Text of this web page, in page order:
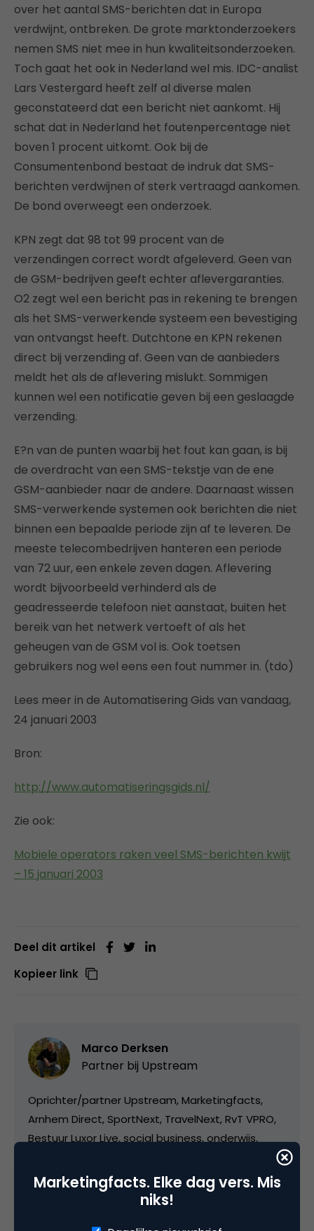
over het aantal SMS-berichten dat in Europa
verdwijnt, ontbreken. De grote marktonderzoekers
nemen SMS niet mee in hun kwaliteitsonderzoeken.
Toch gaat het ook in Nederland wel mis. IDC-analist
Lars Vestergard heeft zelf al diverse malen
geconstateerd dat een bericht niet aankomt. Hij
schat dat in Nederland het foutenpercentage niet
boven 1 procent uitkomt. Ook bij de
Consumentenbond bestaat de indruk dat SMS-
berichten verdwijnen of sterk vertraagd aankomen.
De bond overweegt een onderzoek.
KPN zegt dat 98 tot 99 procent van de
verzendingen correct wordt afgeleverd. Geen van
de GSM-bedrijven geeft echter aflevergaranties.
O2 zegt wel een bericht pas in rekening te brengen
als het SMS-verwerkende systeem een bevestiging
van ontvangst heeft. Dutchtone en KPN rekenen
direct bij verzending af. Geen van de aanbieders
meldt het als de aflevering mislukt. Sommigen
kunnen wel een notificatie geven bij een geslaagde
verzending.
E?n van de punten waarbij het fout kan gaan, is bij
de overdracht van een SMS-tekstje van de ene
GSM-aanbieder naar de andere. Daarnaast wissen
SMS-verwerkende systemen ook berichten die niet
binnen een bepaalde periode zijn af te leveren. De
meeste telecombedrijven hanteren een periode
van 72 uur, een enkele zeven dagen. Aflevering
wordt bijvoorbeeld verhinderd als de
geadresseerde telefoon niet aanstaat, buiten het
bereik van het netwerk vertoeft of als het
geheugen van de GSM vol is. Ook toetsen
gebruikers nog wel eens een fout nummer in. (tdo)
Lees meer in de Automatisering Gids van vandaag,
24 januari 2003
Bron:
http://www.automatiseringsgids.nl/
Zie ook:
Mobiele operators raken veel SMS-berichten kwijt
– 15 januari 2003
Deel dit artikel
Kopieer link
Marco Derksen
Partner bij Upstream
Oprichter/partner Upstream, Marketingfacts,
Arnhem Direct, SportNext, TravelNext, RvT VPRO,
Bestuur Luxor Live, social business, onderwijs,
Marketingfacts. Elke dag vers. Mis
niks!